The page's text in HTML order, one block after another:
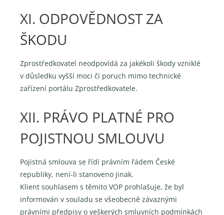
XI. ODPOVĚDNOST ZA
ŠKODU
Zprostředkovatel neodpovídá za jakékoli škody vzniklé
v důsledku vyšší moci či poruch mimo technické
zařízení portálu Zprostředkovatele.
XII. PRÁVO PLATNÉ PRO
POJISTNOU SMLOUVU
Pojistná smlouva se řídí právním řádem České
republiky, není-li stanoveno jinak.
Klient souhlasem s těmito VOP prohlašuje, že byl
informován v souladu se všeobecně závaznými
právními předpisy o veškerých smluvních podmínkách